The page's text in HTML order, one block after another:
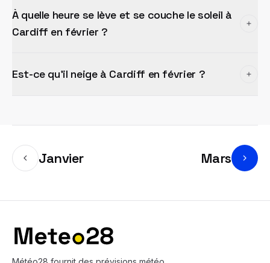
À quelle heure se lève et se couche le soleil à
Cardiff en février ?
Est-ce qu'il neige à Cardiff en février ?
Janvier Mars